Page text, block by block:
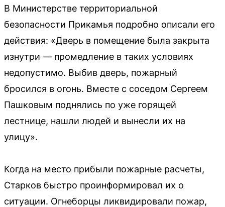
В Министерстве территориальной
безопасности Прикамья подробно описали его
действия: «Дверь в помещение была закрыта
изнутри — промедление в таких условиях
недопустимо. Выбив дверь, пожарный
бросился в огонь. Вместе с соседом Сергеем
Пашковым поднялись по уже горящей
лестнице, нашли людей и вынесли их на
улицу».
Когда на место прибыли пожарные расчеты,
Старков быстро проинформировал их о
ситуации. Огнеборцы ликвидировали пожар,